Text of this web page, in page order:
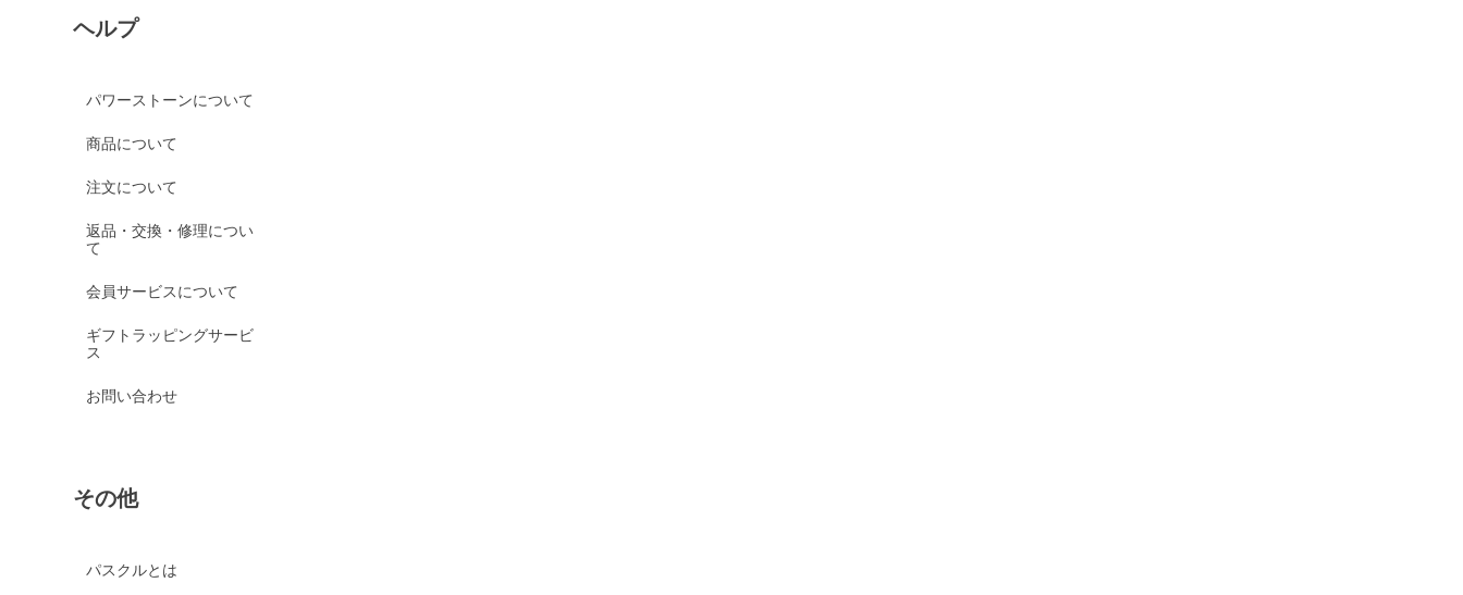
ヘルプ
パワーストーンについて
商品について
注文について
返品・交換・修理につい
て
会員サービスについて
ギフトラッピングサービ
ス
お問い合わせ
その他
パスクルとは